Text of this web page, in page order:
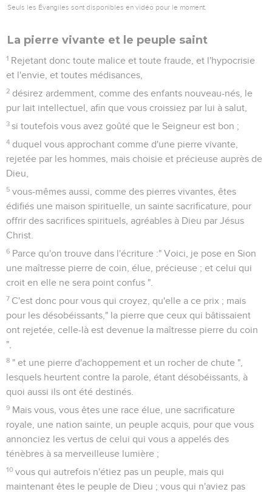
Seuls les Évangiles sont disponibles en vidéo pour le moment.
La pierre vivante et le peuple saint
1 Rejetant donc toute malice et toute fraude, et l'hypocrisie
et l'envie, et toutes médisances,
2 désirez ardemment, comme des enfants nouveau-nés, le
pur lait intellectuel, afin que vous croissiez par lui à salut,
3 si toutefois vous avez goûté que le Seigneur est bon ;
4 duquel vous approchant comme d'une pierre vivante,
rejetée par les hommes, mais choisie et précieuse auprès de
Dieu,
5 vous-mêmes aussi, comme des pierres vivantes, êtes
édifiés une maison spirituelle, un sainte sacrificature, pour
offrir des sacrifices spirituels, agréables à Dieu par Jésus
Christ.
6 Parce qu'on trouve dans l'écriture :" Voici, je pose en Sion
une maîtresse pierre de coin, élue, précieuse ; et celui qui
croit en elle ne sera point confus ".
7 C'est donc pour vous qui croyez, qu'elle a ce prix ; mais
pour les désobéissants," la pierre que ceux qui bâtissaient
ont rejetée, celle-là est devenue la maîtresse pierre du coin
",
8 " et une pierre d'achoppement et un rocher de chute ",
lesquels heurtent contre la parole, étant désobéissants, à
quoi aussi ils ont été destinés.
9 Mais vous, vous êtes une race élue, une sacrificature
royale, une nation sainte, un peuple acquis, pour que vous
annonciez les vertus de celui qui vous a appelés des
ténèbres à sa merveilleuse lumière ;
10 vous qui autrefois n'étiez pas un peuple, mais qui
maintenant êtes le peuple de Dieu ; vous qui n'aviez pas